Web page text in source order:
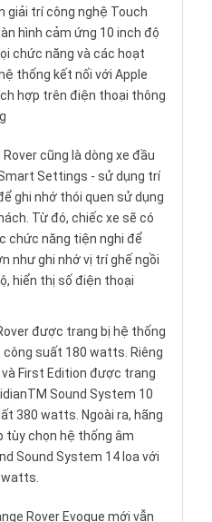
giải trí công nghệ Touch
hình cảm ứng 10 inch độ
chức năng và các hoạt
thống kết nối với Apple
hợp trên điện thoại thông
cũng là dòng xe đầu
Settings - sử dụng trí
ghi nhớ thói quen sử dụng
Từ đó, chiếc xe sẽ có
chức năng tiện nghi để
như ghi nhớ vị trí ghế ngồi
hiển thị số điện thoại
được trang bị hệ thống
suất 180 watts. Riêng
và First Edition được trang
Sound System 10
380 watts. Ngoài ra, hãng
tùy chọn hệ thống âm
Sound System 14 loa với
watts.
Rover Evoque mới vẫn